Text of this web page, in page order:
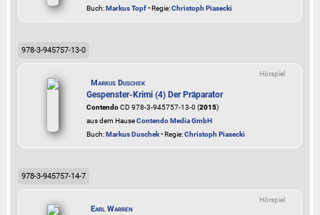
Buch:Markus Topf• Regie:Christoph Piasecki
978-3-945757-13-0
Hörspiel
Markus Duschek
Gespenster-Krimi (4) Der Präparator
ContendoCD 978-3-945757-13-0 (2015)
aus dem HauseContendo Media GmbH
Buch:Markus Duschek• Regie:Christoph Piasecki
978-3-945757-14-7
Hörspiel
Earl Warren